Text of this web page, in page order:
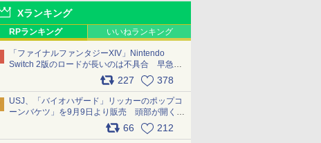
Xランキング
RPランキング いいねランキング
「ファイナルファンタジーXIV」Nintendo
Switch 2版のロードが長いのは不具合 早急に
アップデートできるよう対応中227 378
USJ、「バイオハザード」リッカーのポップコ
ーンバケツ」を9月9日より販売 頭部が開く仕
組み。味は恐怖を堪のう「味噌フレーバー」
66 212